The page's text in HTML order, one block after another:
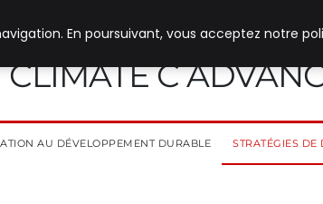
CLIMATE C
AU DÉVELOPPEMENT DURABLE STRATÉGIES DE
En poursuivant, vous acceptez notre